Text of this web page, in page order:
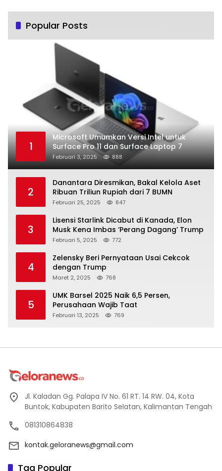
Popular Posts
1
Microsoft Umumkan Versi Intel untuk
Surface Pro 11 dan Surface Laptop 7
Februari 3, 2025 888
2
Danantara Diresmikan, Bakal Kelola Aset
Ribuan Triliun Rupiah dari 7 BUMN
Februari 25, 2025 847
3
Lisensi Starlink Dicabut di Kanada, Elon
Musk Kena Imbas ‘Perang Dagang’ Trump
Februari 5, 2025 772
4
Zelensky Beri Pernyataan Usai Cekcok
dengan Trump
Maret 2, 2025 768
5
UMK Barsel 2025 Naik 6,5 Persen,
Perusahaan Wajib Taat
Februari 13, 2025 769
Jl. Kaladan Gg. Palapa IV No. 61 RT. 14 RW. 04, Kota
Buntok, Kabupaten Barito Selatan, Kalimantan Tengah
081310864838
kontak.geloranews@gmail.com
Tag Popular